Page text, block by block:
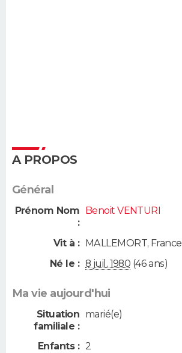
A PROPOS
Général
Prénom Nom
:
Benoit VENTURI
Vit à : MALLEMORT, France
Né le : 8 juil. 1980 (46 ans)
Ma vie aujourd'hui
Situation
familiale :
marié(e)
Enfants : 2